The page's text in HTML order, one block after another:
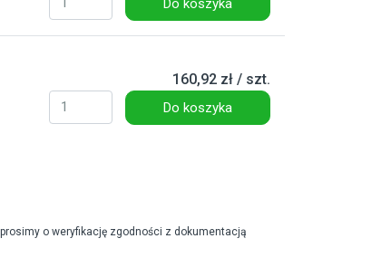
Do koszyka
160,92 zł / szt.
Do koszyka
o weryfikację zgodności z dokumentacją